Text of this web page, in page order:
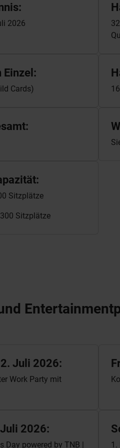
2026
Einzel:
Cards)
Sitzplätze
Sitzplätze
Juli 2026:
Work Party mit
2026:
Day powered by TNB | 1.